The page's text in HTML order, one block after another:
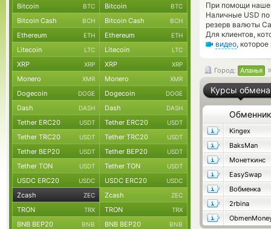
При помощи
Наличные USD
резерв валюты
Для клиентов,
видео,
Город: Аланья
Курсы обмена
Обменник
Kingex
BaksMan
Монеткинс
EasySwap
Вобменка
2rbina
Bitcoin BTC Bitcoin BTC
Bitcoin Cash BCH Bitcoin Cash BCH
Ethereum ETH Ethereum ETH
Litecoin LTC Litecoin LTC
XRP XRP XRP XRP
Monero XMR Monero XMR
Dogecoin DOGE Dogecoin DOGE
Dash DASH Dash DASH
Tether ERC20 USDT Tether ERC20 USDT
Tether TRC20 USDT Tether TRC20 USDT
Tether BEP20 USDT Tether BEP20 USDT
Tether TON USDT Tether TON USDT
USDC ERC20 USDC USDC ERC20 USDC
Zcash ZEC Zcash ZEC
TRON TRX TRON TRX
BNB BEP20 BNB BNB BEP20 BNB